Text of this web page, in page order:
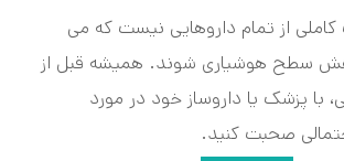
از تمام داروهایی نیست که می
سطح هوشیاری شوند. همیشه قبل از
با پزشک یا داروساز خود در مورد
صحبت کنید.